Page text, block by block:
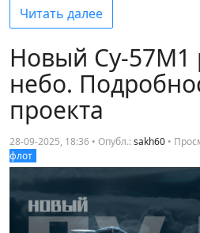
Читать далее
Новый Су-57М1
небо.
проекта
28-09-2025, 18:36 • Опубл.:sakh60 •
флот